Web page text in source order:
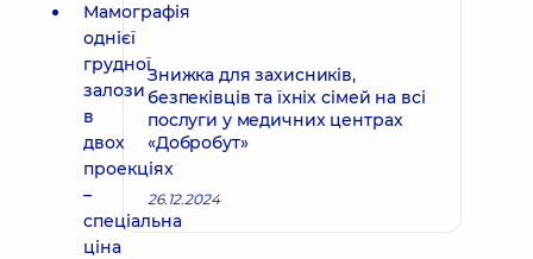
Мамографія
однієї
грудної
залози
в
двох
проекціях
–
спеціальна
ціна
Знижка для захисників,
безпеківців та їхніх сімей на всі
послуги у медичних центрах
«Добробут»
26.12.2024